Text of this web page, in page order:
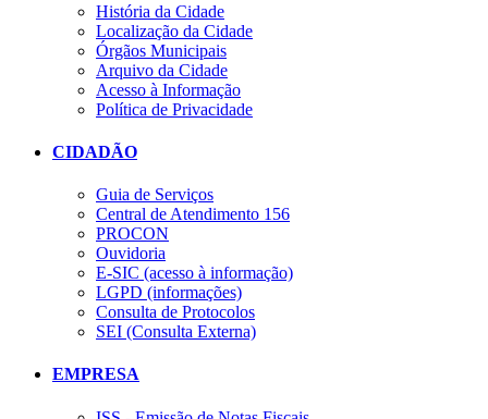
História da Cidade
Localização da Cidade
Órgãos Municipais
Arquivo da Cidade
Acesso à Informação
Política de Privacidade
CIDADÃO
Guia de Serviços
Central de Atendimento 156
PROCON
Ouvidoria
E-SIC (acesso à informação)
LGPD (informações)
Consulta de Protocolos
SEI (Consulta Externa)
EMPRESA